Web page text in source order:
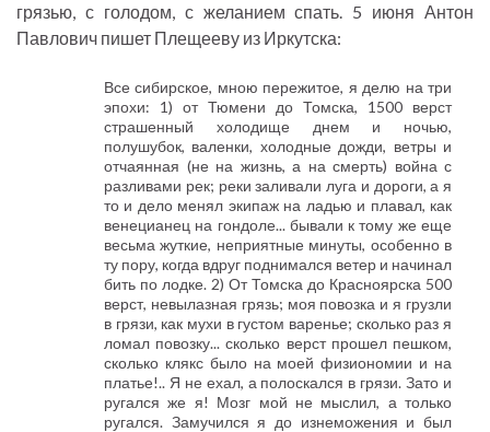
грязью, с голодом, с желанием спать. 5 июня Антон
Павлович пишет Плещееву из Иркутска:
Все сибирское, мною пережитое, я делю на три
эпохи: 1) от Тюмени до Томска, 1500 верст
страшенный холодище днем и ночью,
полушубок, валенки, холодные дожди, ветры и
отчаянная (не на жизнь, а на смерть) война с
разливами рек; реки заливали луга и дороги, а я
то и дело менял экипаж на ладью и плавал, как
венецианец на гондоле... бывали к тому же еще
весьма жуткие, неприятные минуты, особенно в
ту пору, когда вдруг поднимался ветер и начинал
бить по лодке. 2) От Томска до Красноярска 500
верст, невылазная грязь; моя повозка и я грузли
в грязи, как мухи в густом варенье; сколько раз я
ломал повозку... сколько верст прошел пешком,
сколько клякс было на моей физиономии и на
платье!.. Я не ехал, а полоскался в грязи. Зато и
ругался же я! Мозг мой не мыслил, а только
ругался. Замучился я до изнеможения и был